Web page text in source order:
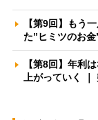
【第9回】もう
た”ヒミツのお
【第8回】年利
上がっていく